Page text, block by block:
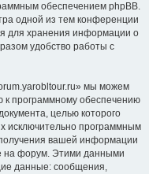
обеспечением phpBB.
одной из тем конференции
для хранения информации о
удобство работы с
мы можем
программному обеспечению
целью которого
исключительно программным
вашей информации
на форум. Этими данными
данные: сообщения,